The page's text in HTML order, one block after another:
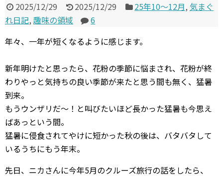
2025/12/29 2025/12/29 25年10〜12月,気まぐ
れ日記, 趣味の領域
6
年々、一年が短くなるように感じます。
新年明けたと思ったら、花粉の季節に悩まされ、花粉が終
わりやっと気持ちの良い季節が来たと思う間も無く、猛暑
到来。
もうウンザリだ〜！と叫びたいほど長かった猛暑も今思え
ばあっという間。
猛暑に侵食されてやけに短かった秋の後は、バタバタして
いるうちにもう年末。
先日、ニカさんに今年5月のクルーズ旅行の話をしたら、